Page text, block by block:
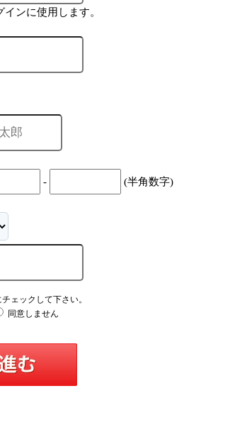
ンに使用します。
- (半角数字)
ェックして下さい。
同意しません